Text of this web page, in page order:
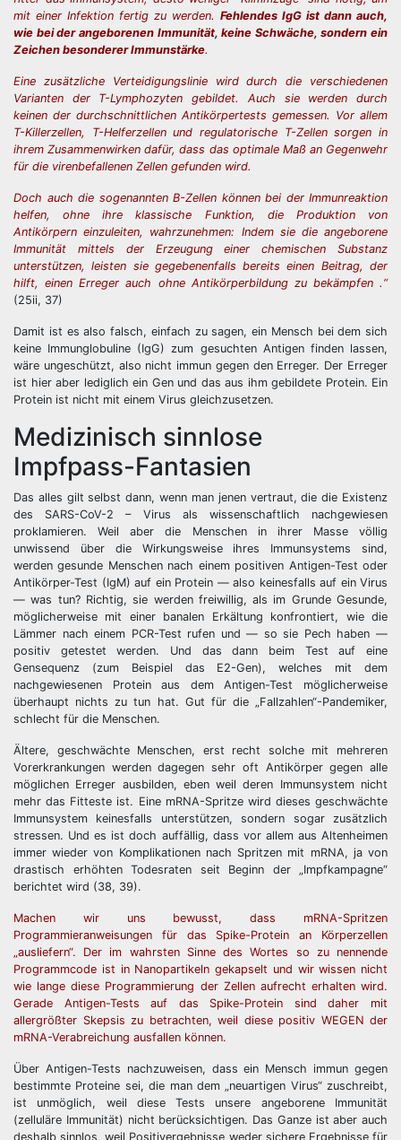
mit einer Infektion fertig zu werden. Fehlendes IgG ist dann auch,
wie bei der angeborenen Immunität, keine Schwäche, sondern ein
Zeichen besonderer Immunstärke.
Eine zusätzliche Verteidigungslinie wird durch die verschiedenen
Varianten der T-Lymphozyten gebildet. Auch sie werden durch
keinen der durchschnittlichen Antikörpertests gemessen. Vor allem
T-Killerzellen, T-Helferzellen und regulatorische T-Zellen sorgen in
ihrem Zusammenwirken dafür, dass das optimale Maß an Gegenwehr
für die virenbefallenen Zellen gefunden wird.
Doch auch die sogenannten B-Zellen können bei der Immunreaktion
helfen, ohne ihre klassische Funktion, die Produktion von
Antikörpern einzuleiten, wahrzunehmen: Indem sie die angeborene
Immunität mittels der Erzeugung einer chemischen Substanz
unterstützen, leisten sie gegebenenfalls bereits einen Beitrag, der
hilft, einen Erreger auch ohne Antikörperbildung zu bekämpfen .“
(25ii, 37)
Damit ist es also falsch, einfach zu sagen, ein Mensch bei dem sich
keine Immunglobuline (IgG) zum gesuchten Antigen finden lassen,
wäre ungeschützt, also nicht immun gegen den Erreger. Der Erreger
ist hier aber lediglich ein Gen und das aus ihm gebildete Protein. Ein
Protein ist nicht mit einem Virus gleichzusetzen.
Medizinisch sinnlose
Impfpass-Fantasien
Das alles gilt selbst dann, wenn man jenen vertraut, die die Existenz
des SARS-CoV-2 – Virus als wissenschaftlich nachgewiesen
proklamieren. Weil aber die Menschen in ihrer Masse völlig
unwissend über die Wirkungsweise ihres Immunsystems sind,
werden gesunde Menschen nach einem positiven Antigen-Test oder
Antikörper-Test (IgM) auf ein Protein — also keinesfalls auf ein Virus
— was tun? Richtig, sie werden freiwillig, als im Grunde Gesunde,
möglicherweise mit einer banalen Erkältung konfrontiert, wie die
Lämmer nach einem PCR-Test rufen und — so sie Pech haben —
positiv getestet werden. Und das dann beim Test auf eine
Gensequenz (zum Beispiel das E2-Gen), welches mit dem
nachgewiesenen Protein aus dem Antigen-Test möglicherweise
überhaupt nichts zu tun hat. Gut für die „Fallzahlen“-Pandemiker,
schlecht für die Menschen.
Ältere, geschwächte Menschen, erst recht solche mit mehreren
Vorerkrankungen werden dagegen sehr oft Antikörper gegen alle
möglichen Erreger ausbilden, eben weil deren Immunsystem nicht
mehr das Fitteste ist. Eine mRNA-Spritze wird dieses geschwächte
Immunsystem keinesfalls unterstützen, sondern sogar zusätzlich
stressen. Und es ist doch auffällig, dass vor allem aus Altenheimen
immer wieder von Komplikationen nach Spritzen mit mRNA, ja von
drastisch erhöhten Todesraten seit Beginn der „Impfkampagne“
berichtet wird (38, 39).
Machen wir uns bewusst, dass mRNA-Spritzen
Programmieranweisungen für das Spike-Protein an Körperzellen
„ausliefern“. Der im wahrsten Sinne des Wortes so zu nennende
Programmcode ist in Nanopartikeln gekapselt und wir wissen nicht
wie lange diese Programmierung der Zellen aufrecht erhalten wird.
Gerade Antigen-Tests auf das Spike-Protein sind daher mit
allergrößter Skepsis zu betrachten, weil diese positiv WEGEN der
mRNA-Verabreichung ausfallen können.
Über Antigen-Tests nachzuweisen, dass ein Mensch immun gegen
bestimmte Proteine sei, die man dem „neuartigen Virus“ zuschreibt,
ist unmöglich, weil diese Tests unsere angeborene Immunität
(zelluläre Immunität) nicht berücksichtigen. Das Ganze ist aber auch
deshalb sinnlos, weil Positivergebnisse weder sichere Ergebnisse für